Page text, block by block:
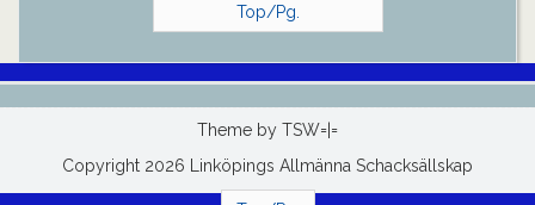
Top/Pg.
Theme by TSW=|=
Copyright 2026 Linköpings Allmänna Schacksällskap